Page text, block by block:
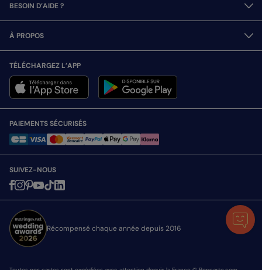
BESOIN D’AIDE ?
À PROPOS
TÉLÉCHARGEZ L’APP
PAIEMENTS SÉCURISÉS
SUIVEZ-NOUS
Récompensé chaque année depuis 2016